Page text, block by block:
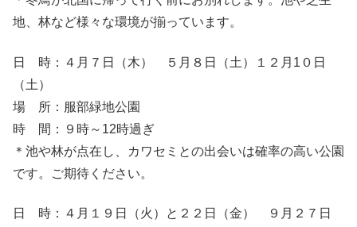
地、林など様々な環境が揃っています。
日 時：４月７日（木） ５月８日（土）１２月1０日
（土）
場 所：服部緑地公園
時 間：９時～12時過ぎ
＊池や林が点在し、カワセミとの出会いは確率の高い公園
です。ご期待ください。
日 時：４月１９日（火）と２２日（金） ９月２７日